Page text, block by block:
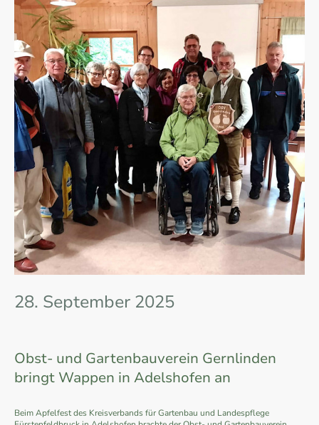
28. September 2025
Obst- und Gartenbauverein Gernlinden
bringt Wappen in Adelshofen an
Beim Apfelfest des Kreisverbands für Gartenbau und Landespflege